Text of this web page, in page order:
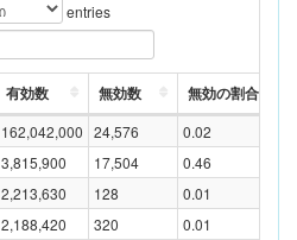
entries
有効数 無効数 無効の割合(%)
162,042,000 24,576
0.02
3,815,900 17,504
0.46
2,213,630 128
0.01
2,188,420 320
0.01